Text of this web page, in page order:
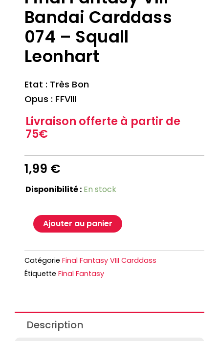
Bandai Carddass
074 – Squall
Leonhart
Etat : Très Bon
Opus : FFVIII
Livraison offerte à partir de
75€
1,99 €
Disponibilité : En stock
Ajouter au panier
Catégorie Final Fantasy VIII Carddass
Étiquette Final Fantasy
Description